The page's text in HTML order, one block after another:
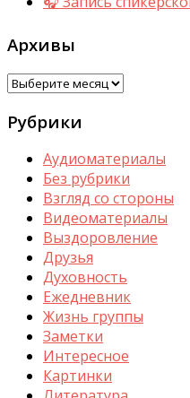
Архивы
Архивы
Рубрики
Аудиоматериалы
Без рубрики
Взгляд со стороны
Видеоматериалы
Выздоровление
Друзья
Духовность
Ежедневник
Жизнь группы
Заметки
Интересное
Картинки